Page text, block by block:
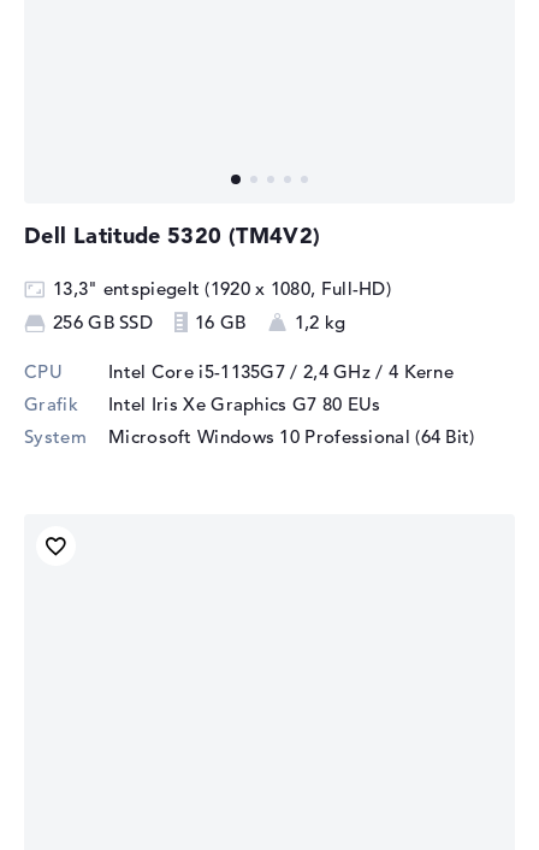
Dell Latitude 5320 (TM4V2)
13,3" entspiegelt (1920 x 1080, Full-HD)
256 GB SSD
16 GB 1,2 kg
CPU Intel Core i5-1135G7 / 2,4 GHz / 4 Kerne
Grafik
Intel Iris Xe Graphics G7 80 EUs
System
Microsoft Windows 10 Professional (64 Bit)